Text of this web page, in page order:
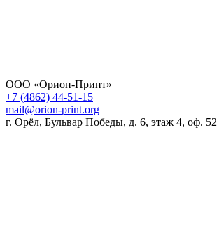
ООО «Орион-Принт»
+7 (4862) 44-51-15
mail@orion-print.org
г. Орёл, Бульвар Победы, д. 6, этаж 4, оф. 52